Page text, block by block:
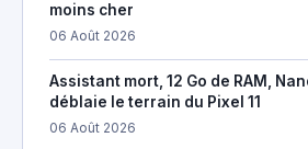
moins cher
06 Août 2026
Assistant mort, 12 Go de RAM,
déblaie le terrain du Pixel 11
06 Août 2026